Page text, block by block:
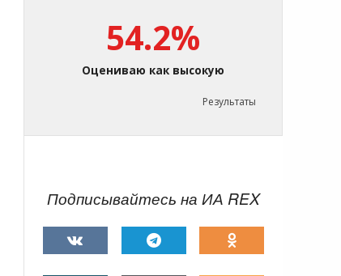
54.2%
Оцениваю как высокую
Результаты
Подписывайтесь на ИА REX